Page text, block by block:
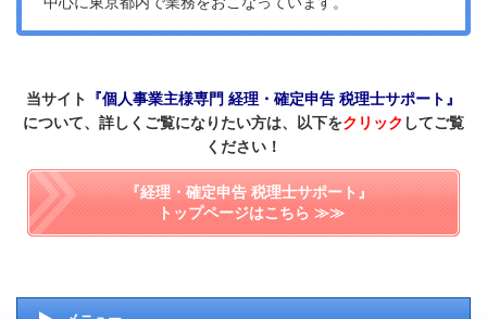
当サイト
『個人事業主様専門 経理・確定申告 税理士サポート』
について、詳しくご覧になりたい方は、以下をクリック してご覧
ください！
『経理・確定申告 税理士サポート』
トップページはこちら ≫≫